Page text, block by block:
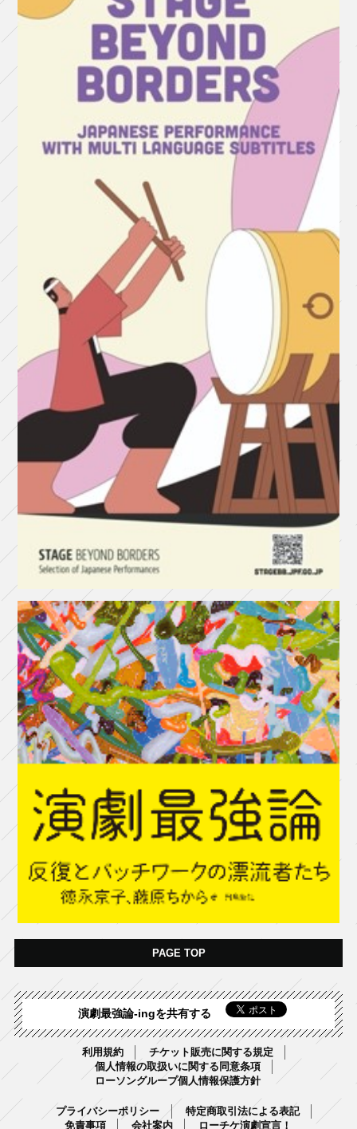
PAGE TOP
演劇最強論-ingを共有する
利用規約
チケット販売に関する規定
個人情報の取扱いに関する同意条項
ローソングループ個人情報保護方針
プライバシーポリシー
特定商取引法による表記
免責事項
会社案内 ローチケ演劇宣言！